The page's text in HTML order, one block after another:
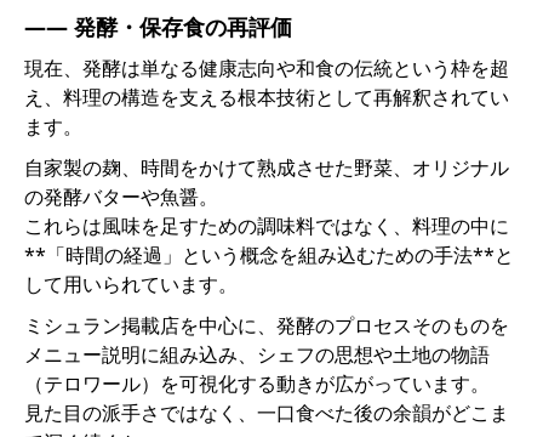
―― 発酵・保存食の再評価
現在、発酵は単なる健康志向や和食の伝統という枠を超
え、料理の構造を支える根本技術として再解釈されてい
ます。
自家製の麹、時間をかけて熟成させた野菜、オリジナル
の発酵バターや魚醤。
これらは風味を足すための調味料ではなく、料理の中に
**「時間の経過」という概念を組み込むための手法**と
して用いられています。
ミシュラン掲載店を中心に、発酵のプロセスそのものを
メニュー説明に組み込み、シェフの思想や土地の物語
（テロワール）を可視化する動きが広がっています。
見た目の派手さではなく、一口食べた後の余韻がどこま